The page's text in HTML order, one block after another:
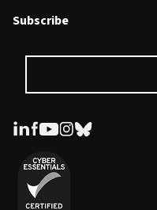
Subscribe